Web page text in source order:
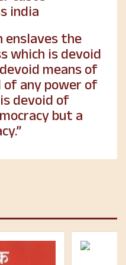
india
enslaves the
which is devoid
means of
any power of
devoid of
but a